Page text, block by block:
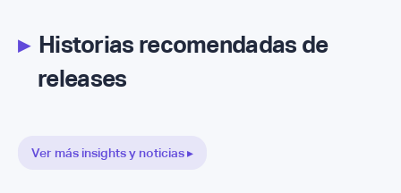
▸Historias recomendadas de
releases
Ver más insights y noticias ▸